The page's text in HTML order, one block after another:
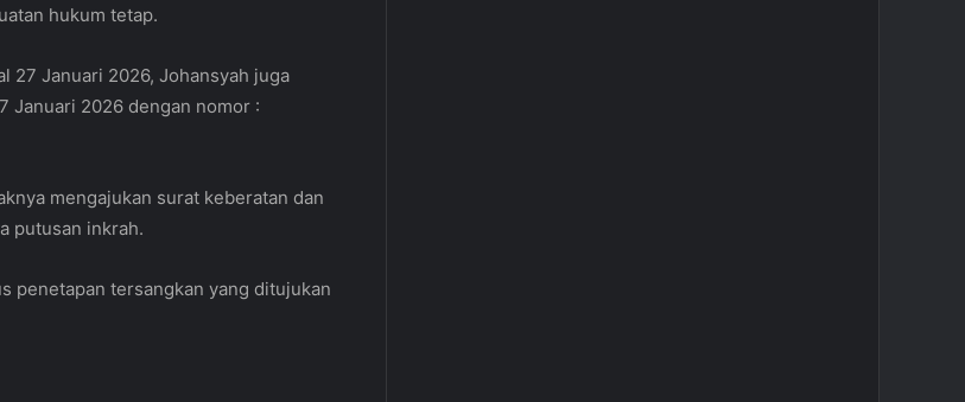
hukum tetap.
27 Januari 2026, Johansyah juga
Januari 2026 dengan nomor :
mengajukan surat keberatan dan
putusan inkrah.
penetapan tersangkan yang ditujukan